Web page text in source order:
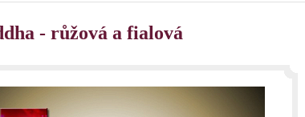
- růžová a fialová